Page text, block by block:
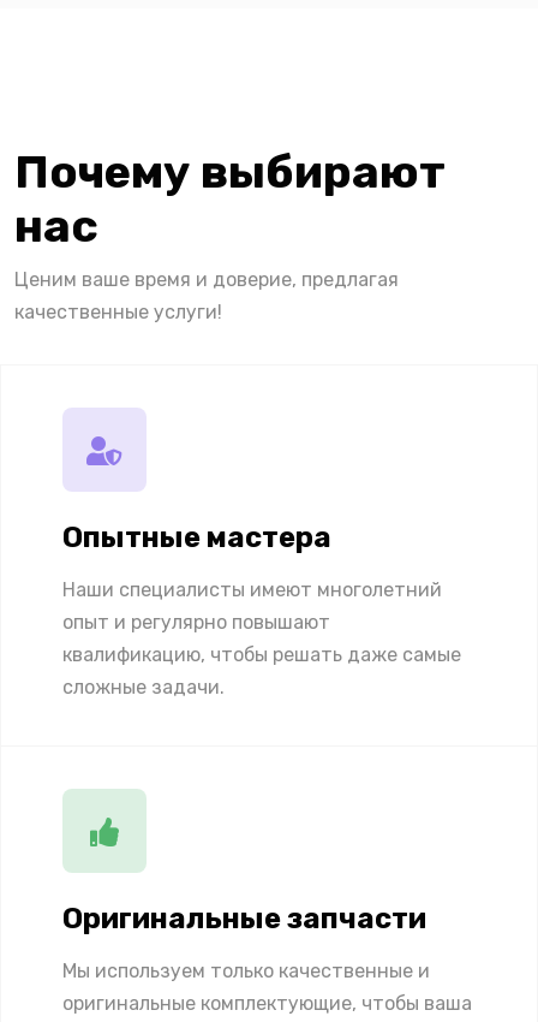
Почему выбирают
нас
Ценим ваше время и доверие, предлагая
качественные услуги!
Опытные мастера
Наши специалисты имеют многолетний
опыт и регулярно повышают
квалификацию, чтобы решать даже самые
сложные задачи.
Оригинальные запчасти
Мы используем только качественные и
оригинальные комплектующие, чтобы ваша